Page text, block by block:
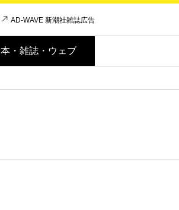
AD-WAVE 新潮社雑誌広告
本・雑誌・ウェブ